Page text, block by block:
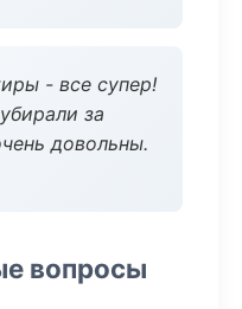
- все супер!
за
довольны.
вопросы